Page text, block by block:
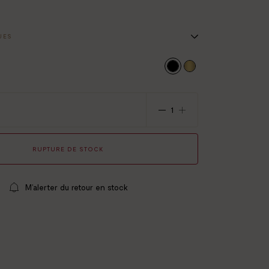
14,8 x 21 cm
RUPTURE DE STOCK
M’alerter du retour en stock